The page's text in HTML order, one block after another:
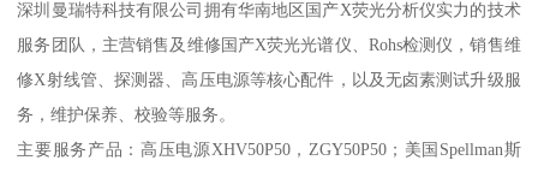
深圳曼瑞特科技有限公司拥有华南地区国产X荧光分析仪实力的技术
服务团队，主营销售及维修国产X荧光光谱仪、Rohs检测仪，销售维
修X射线管、探测器、高压电源等核心配件，以及无卤素测试升级服
务，维护保养、校验等服务。
主要服务产品：高压电源XHV50P50，ZGY50P50；美国Spellman斯